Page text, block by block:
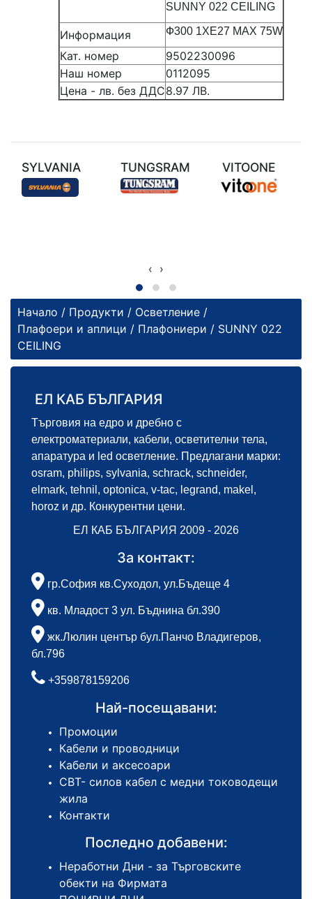
SUNNY 022 CEILING
Информация Ф300 1ХЕ27 MAX 75W
Кат. номер
9502230096
Наш номер
0112095
Цена - лв. без ДДС8.97 ЛВ.
SYLVANIA TUNGSRAM VITOONE
‹ ›
Начало / Продукти / Осветление /
Плафоери и аплици / Плафониери / SUNNY 022
CEILING
ЕЛ КАБ БЪЛГАРИЯ
Търговия на едро и дребно с
електроматериали, кабели, осветителни тела,
апаратура и led осветление. Предлагани марки:
osram, philips, sylvania, schrack, schneider,
elmark, tehnil, optonica, v-tac, legrand, makel,
horoz и др. Конкурентни цени.
ЕЛ КАБ БЪЛГАРИЯ 2009 - 2026
За контакт:
гр.София кв.Суходол, ул.Бъдеще 4
кв. Младост 3 ул. Бъднина бл.390
жк.Люлин център бул.Панчо Владигеров,
бл.796
+359878159206
Най-посещавани:
Промоции
Кабели и проводници
Кабели и аксесоари
СВТ- силов кабел с медни тоководещи
жила
Контакти
Последно добавени:
Неработни Дни - за Търговските
обекти на Фирмата